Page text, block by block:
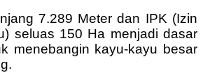
7.289 Meter dan IPK (Izin
seluas 150 Ha menjadi dasar
menebangin kayu-kayu besar